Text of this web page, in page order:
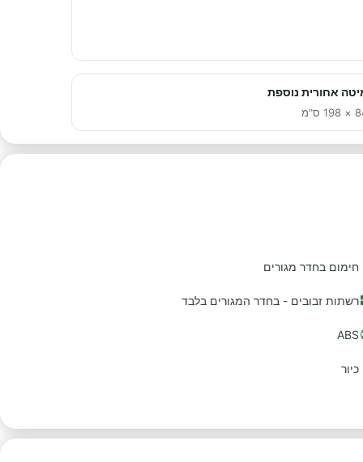
אחורית נוספת
ס"מ
חימום בחדר מגורים
רשתות זבובים - בחדר המגורים בלבד
ABS
כיור